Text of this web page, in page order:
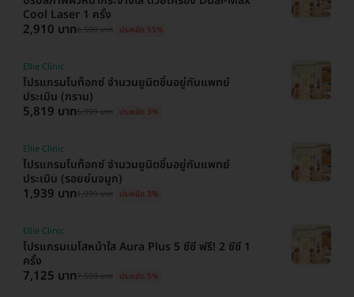
Cool Laser 1 ครั้ง
2,910 บาท6,500 บาท ประหยัด 55%
โปรแกรมโบท็อกซ์ จำนวนยูนิตขึ้นอยู่กับแพทย์
ประเมิน (กราม)
Ellie Clinic
5,819 บาท5,999 บาท ประหยัด 3%
โปรแกรมโบท็อกซ์ จำนวนยูนิตขึ้นอยู่กับแพทย์
ประเมิน (รอยย่นจมูก)
Ellie Clinic
1,939 บาท1,999 บาท ประหยัด 3%
โปรแกรมเมโสหน้าใส Aura Plus 5 ซีซี ฟรี! 2 ซีซี 1
ครั้ง
Ellie Clinic
7,125 บาท7,500 บาท ประหยัด 5%